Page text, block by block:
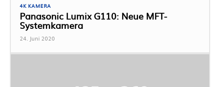
4K KAMERA
Panasonic Lumix G110: Neue MFT-
Systemkamera
24. Juni 2020